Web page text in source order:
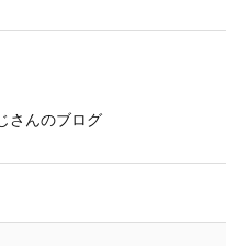
さんのブログ